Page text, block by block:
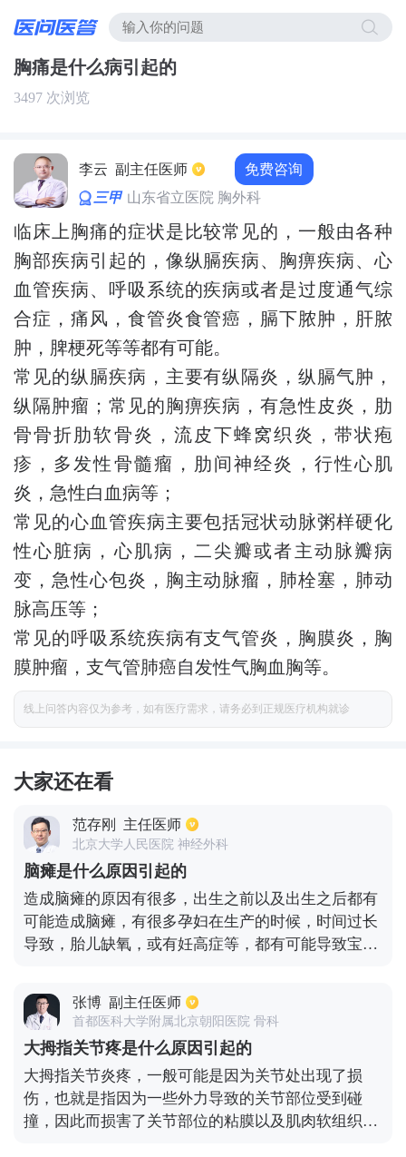
胸痛是什么病引起的
3497 次浏览
李云 副主任医师 免费咨询
三甲 山东省立医院 胸外科
临床上胸痛的症状是比较常见的，一般由各种
胸部疾病引起的，像纵膈疾病、胸痹疾病、心
血管疾病、呼吸系统的疾病或者是过度通气综
合症，痛风，食管炎食管癌，膈下脓肿，肝脓
肿，脾梗死等等都有可能。
常见的纵膈疾病，主要有纵隔炎，纵膈气肿，
纵隔肿瘤；常见的胸痹疾病，有急性皮炎，肋
骨骨折肋软骨炎，流皮下蜂窝织炎，带状疱
疹，多发性骨髓瘤，肋间神经炎，行性心肌
炎，急性白血病等；
常见的心血管疾病主要包括冠状动脉粥样硬化
性心脏病，心肌病，二尖瓣或者主动脉瓣病
变，急性心包炎，胸主动脉瘤，肺栓塞，肺动
脉高压等；
常见的呼吸系统疾病有支气管炎，胸膜炎，胸
膜肿瘤，支气管肺癌自发性气胸血胸等。
线上问答内容仅为参考，如有医疗需求，请务必到正规医疗机构就诊
大家还在看
范存刚 主任医师
北京大学人民医院 神经外科
脑瘫是什么原因引起的
造成脑瘫的原因有很多，出生之前以及出生之后都有
可能造成脑瘫，有很多孕妇在生产的时候，时间过长
导致，胎儿缺氧，或有妊高症等，都有可能导致宝宝
脑器官发育，也会造成一定影响，甚至会出现脑损
伤。还有部分婴儿在出生后，有新生儿感染，肺炎，
高胆红素血症，颅内出血等也会造成脑损伤。高龄产
妇很容易导致染色体基因突变，以上介绍这些情况一
定要格外注意。
张博 副主任医师
首都医科大学附属北京朝阳医院 骨科
大拇指关节疼是什么原因引起的
大拇指关节炎疼，一般可能是因为关节处出现了损
伤，也就是指因为一些外力导致的关节部位受到碰
撞，因此而损害了关节部位的粘膜以及肌肉软组织，